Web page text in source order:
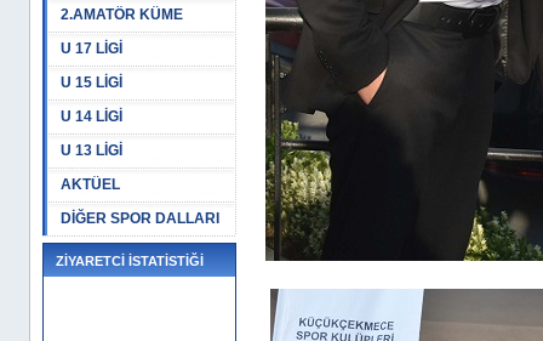
2.AMATÖR KÜME
U 17 LİGİ
U 15 LİGİ
U 14 LİGİ
U 13 LİGİ
AKTÜEL
DİĞER SPOR DALLARI
ZİYARETCİ İSTATİSTİĞİ